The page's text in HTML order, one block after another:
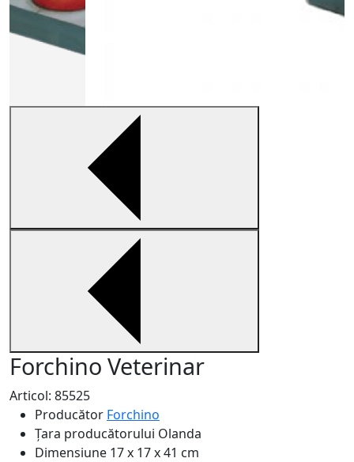
Forchino Veterinar
Articol: 85525
Producător Forchino
Țara producătorului Olanda
Dimensiune 17 x 17 x 41 cm